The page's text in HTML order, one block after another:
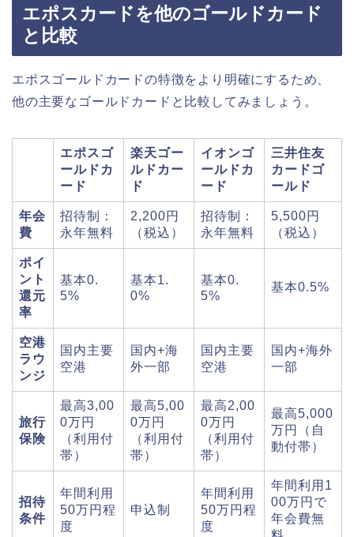
エポスカードを他のゴールドカード
と比較
エポスゴールドカードの特徴をより明確にするため、
他の主要なゴールドカードと比較してみましょう。
エポスゴ
ールドカ
ード
楽天ゴー
ルドカー
ド
イオンゴ
ールドカ
ード
三井住友
カードゴ
ールド
年会
費
招待制：
永年無料
2,200円
（税込）
招待制：
永年無料
5,500円
（税込）
ポイ
ント
還元
率
基本0.
5%
基本1.
0%
基本0.
5%
基本0.5%
空港
ラウ
ンジ
国内主要
空港
国内+海
外一部
国内主要
空港
国内+海外
一部
旅行
保険
最高3,00
0万円
（利用付
帯）
最高5,00
0万円
（利用付
帯）
最高2,00
0万円
（利用付
帯）
最高5,000
万円（自
動付帯）
招待
条件
年間利用
50万円程
度
申込制
年間利用
50万円程
度
年間利用1
00万円で
年会費無